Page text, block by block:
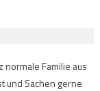
normale Familie aus
und Sachen gerne